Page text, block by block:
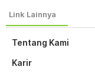
Tentang Kami
Karir